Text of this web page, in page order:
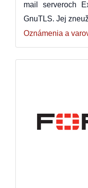
mail serveroch
GnuTLS. Jej
Oznámenia a